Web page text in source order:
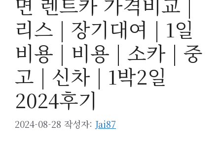
리스 | 장기대여 | 1일
비용 | 비용 | 소카 | 중
고 | 신차 | 1박2일
2024후기
2024-08-28 작성자: Jai87